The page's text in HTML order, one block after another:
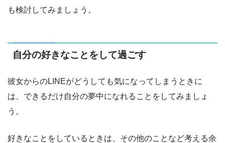
も検討してみましょう。
自分の好きなことをして過ごす
彼女からのLINEがどうしても気になってしまうときに
は、できるだけ自分の夢中になれることをしてみましょ
う。
好きなことをしているときは、その他のことなど考える余